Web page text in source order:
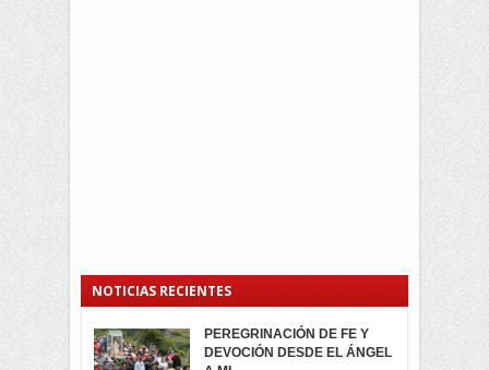
NOTICIAS RECIENTES
PEREGRINACIÓN DE FE Y
DEVOCIÓN DESDE EL ÁNGEL
PROCESIÓN DE LA VIRGEN
DE LA CARIDAD 2024
SEGUNDA VUELTA
ELECCIONES